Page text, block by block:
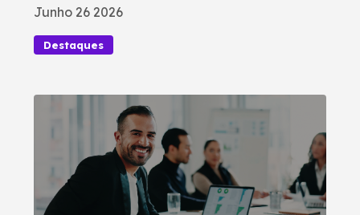
Junho 26 2026
Destaques